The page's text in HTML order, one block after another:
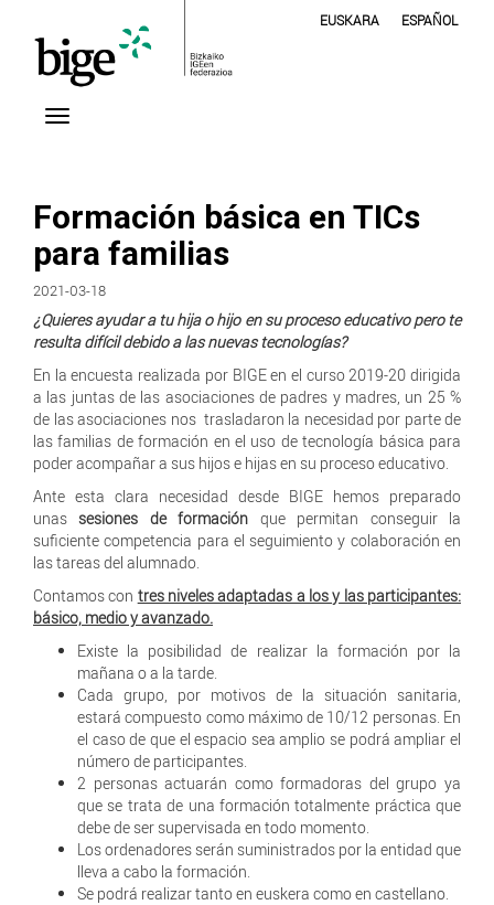
EUSKARA ESPAÑOL
Formación básica en TICs
para familias
2021-03-18
¿Quieres ayudar a tu hija o hijo en su proceso educativo pero te
resulta difícil debido a las nuevas tecnologías?
En la encuesta realizada por BIGE en el curso 2019-20 dirigida
a las juntas de las asociaciones de padres y madres, un 25 %
de las asociaciones nos trasladaron la necesidad por parte de
las familias de formación en el uso de tecnología básica para
poder acompañar a sus hijos e hijas en su proceso educativo.
Ante esta clara necesidad desde BIGE hemos preparado
unassesiones de formación que permitan conseguir la
suficiente competencia para el seguimiento y colaboración en
las tareas del alumnado.
Contamos con tres niveles adaptadas a los y las participantes:
básico, medio y avanzado.
Existe la posibilidad de realizar la formación por la
mañana o a la tarde.
Cada grupo, por motivos de la situación sanitaria,
estará compuesto como máximo de 10/12 personas. En
el caso de que el espacio sea amplio se podrá ampliar el
número de participantes.
2 personas actuarán como formadoras del grupo ya
que se trata de una formación totalmente práctica que
debe de ser supervisada en todo momento.
Los ordenadores serán suministrados por la entidad que
lleva a cabo la formación.
Se podrá realizar tanto en euskera como en castellano.